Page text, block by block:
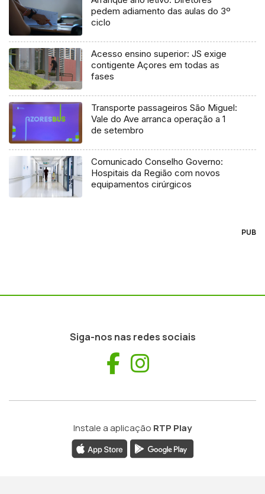
pedem adiamento das aulas do 3º
ciclo
Acesso ensino superior: JS exige
contigente Açores em todas as
fases
Transporte passageiros São Miguel:
Vale do Ave arranca operação a 1
de setembro
Comunicado Conselho Governo:
Hospitais da Região com novos
equipamentos cirúrgicos
PUB
Siga-nos nas redes sociais
Facebook
Instale a aplicação RTP Play